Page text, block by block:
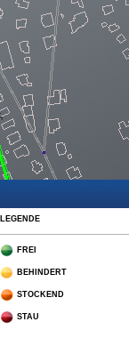
LEGENDE
FREI
BEHINDERT
STOCKEND
STAU